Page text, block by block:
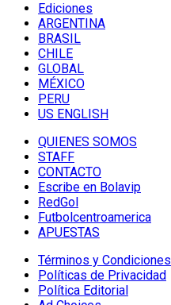
Ediciones
ARGENTINA
BRASIL
CHILE
GLOBAL
MÉXICO
PERU
US ENGLISH
QUIENES SOMOS
STAFF
CONTACTO
Escribe en Bolavip
RedGol
Futbolcentroamerica
APUESTAS
Términos y Condiciones
Políticas de Privacidad
Política Editorial